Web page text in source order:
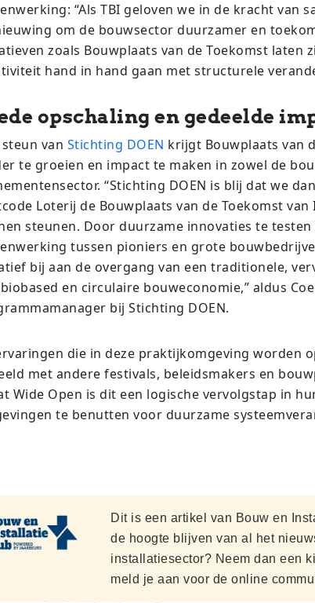
“Als TBI geloven we in de kracht van
om de bouwsector duurzamer en
zoals Bouwplaats van de Toekomst laten
hand in hand gaan met structurele
opschaling en gedeelde
van Stichting DOEN krijgt Bouwplaats van
te groeien en impact te maken in zowel de
“Stichting DOEN is blij dat we
Loterij de Bouwplaats van de Toekomst
steunen. Door duurzame innovaties te
tussen pioniers en grote
bij aan de overgang van een traditionele,
en circulaire bouweconomie,” aldus
bij Stichting DOEN.
die in deze praktijkomgeving worden
met andere festivals, beleidsmakers en
Wide Open is dit een logische vervolgstap in
te benutten voor duurzame
Dit is een artikel van Bouw en
de hoogte blijven van al het
installatiesector? Neem dan een
meld je aan voor de online